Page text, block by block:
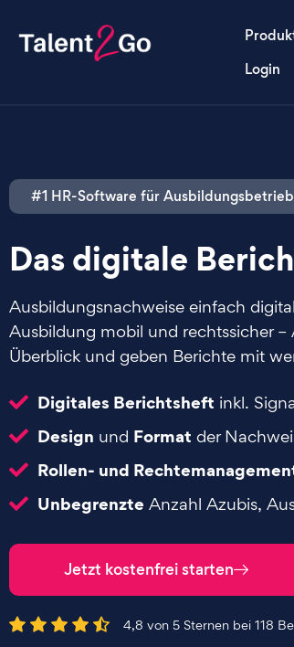
Login
#1 HR-Software für
Das digitale
Ausbildungsnachweise einfach
Ausbildung mobil und rechtssicher
Überblick und geben Berichte mit
Digitales Berichtsheft inkl.
Design und Format der
Rollen- und
Unbegrenzte Anzahl Azubis,
Jetzt kostenfrei starten
4,8 von 5 Sternen bei 118